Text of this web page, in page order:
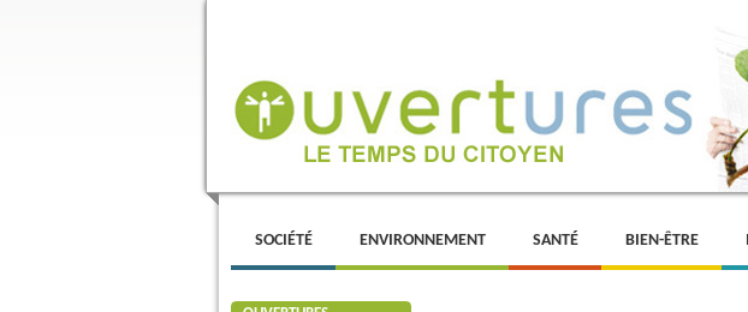
Menu principal
ALLER AU CONTENU PRINCIPAL
ALLER AU CONTENU SECONDAIRE
SOCIÉTÉ ENVIRONNEMENT SANTÉ BIEN-ÊTRE